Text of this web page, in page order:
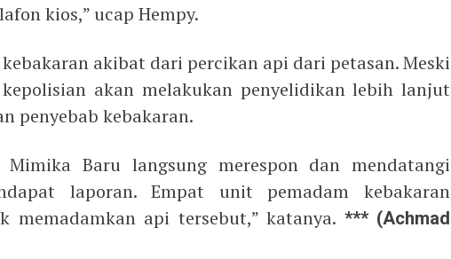
kios,” ucap Hempy.
akibat dari percikan api dari petasan. Meski
akan melakukan penyelidikan lebih lanjut
penyebab kebakaran.
Mimika Baru langsung merespon dan mendatangi
laporan. Empat unit pemadam kebakaran
memadamkan api tersebut,” katanya. *** (Achmad